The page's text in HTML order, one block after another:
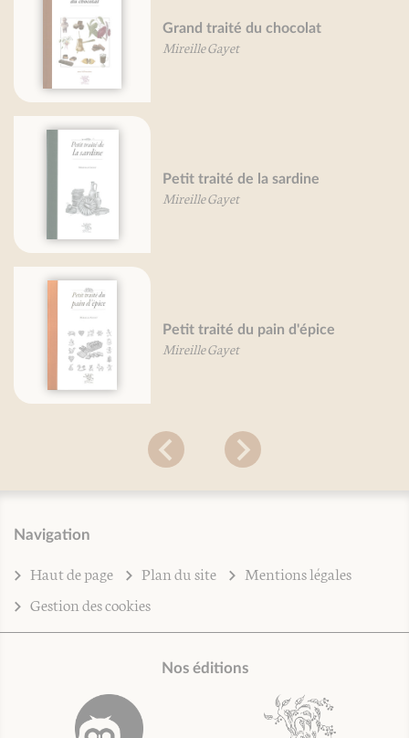
Grand traité du chocolat
Mireille Gayet
Petit traité de la sardine
Mireille Gayet
Petit traité du pain d'épice
Mireille Gayet
Navigation
Haut de page Plan du site
Mentions légales
Gestion des cookies
Nos éditions